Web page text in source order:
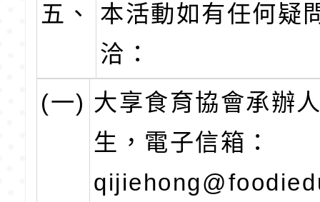
五、
本活動如有任何疑
洽：
(一) 大享食育協會承辦
生，電子信箱：